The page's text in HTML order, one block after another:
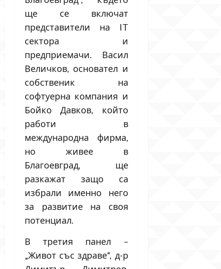
ще се включат
представители на IT
сектора и
предприемачи. Васил
Величков, основател и
собственик на
софтуерна компания и
Бойко Давков, който
работи в
международна фирма,
но живее в
Благоевград, ще
разкажат защо са
избрали именно него
за развитие на своя
потенциал.
В третия панел –
„Живот със здраве“, д-р